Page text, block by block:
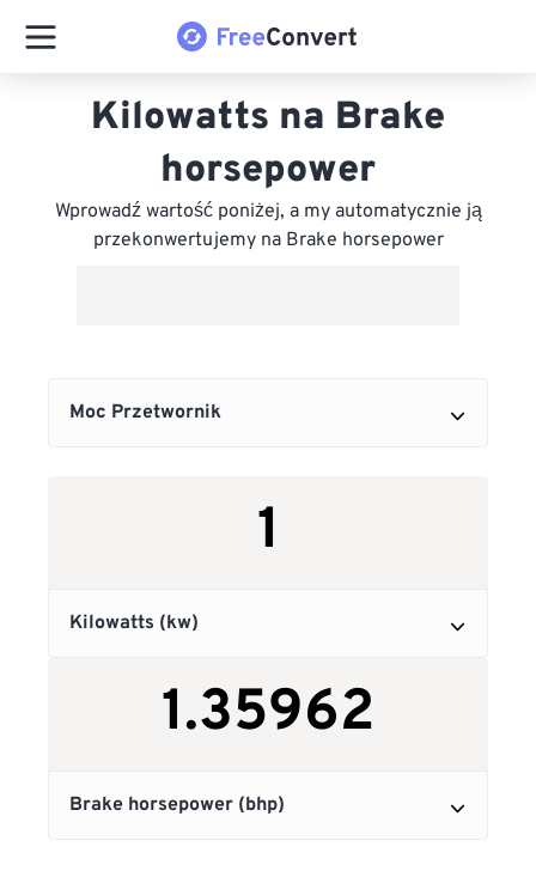
Kilowatts na Brake
horsepower
Wprowadź wartość poniżej, a my automatycznie ją
przekonwertujemy na Brake horsepower